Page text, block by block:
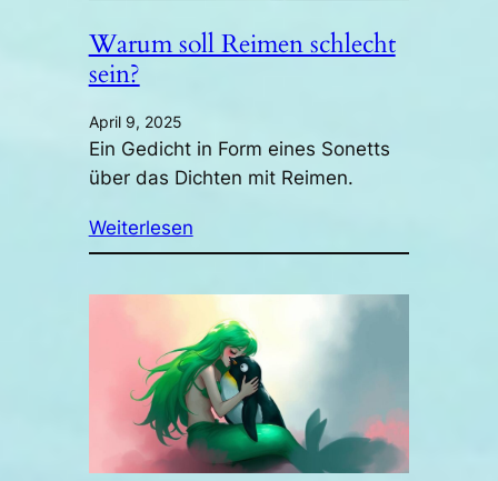
Warum soll Reimen schlecht
sein?
April 9, 2025
Ein Gedicht in Form eines Sonetts
über das Dichten mit Reimen.
Weiterlesen